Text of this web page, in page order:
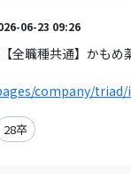
06-23 09:26
全職種共通】かも
company/triad/
28卒